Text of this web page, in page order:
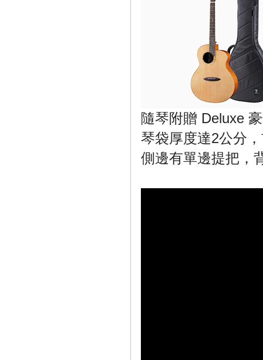
隨琴附贈 Deluxe
琴袋厚度達2公分
側邊有單邊提把，